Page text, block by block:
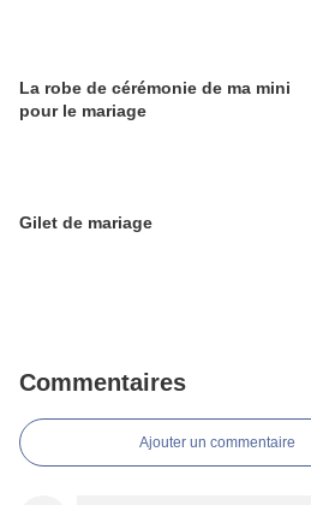
La robe de cérémonie de ma mini
pour le mariage
Gilet de mariage
Commentaires
Ajouter un commentaire